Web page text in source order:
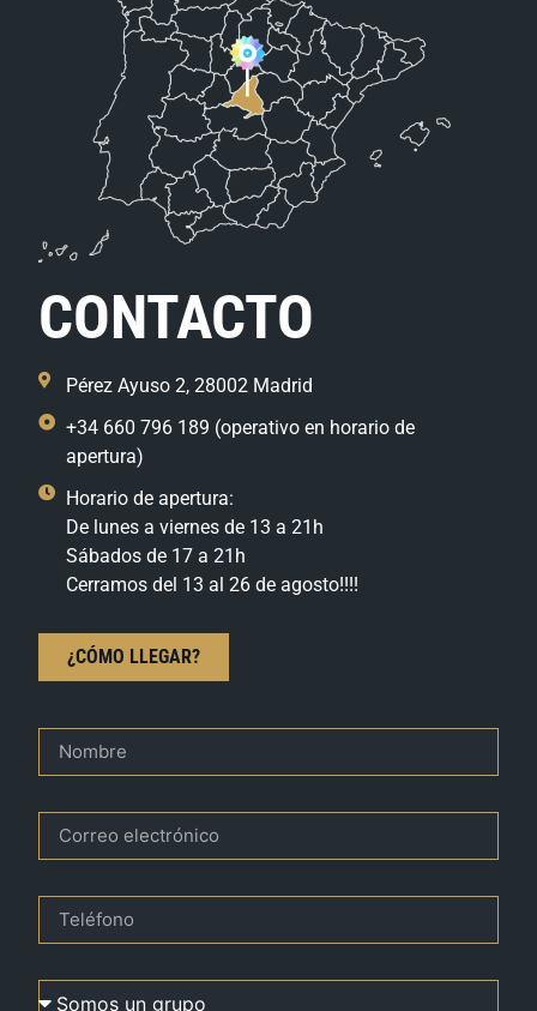
CONTACTO
Pérez Ayuso 2, 28002 Madrid
+34 660 796 189 (operativo en horario de
apertura)
Horario de apertura:
De lunes a viernes de 13 a 21h
Sábados de 17 a 21h
Cerramos del 13 al 26 de agosto!!!!
¿CÓMO LLEGAR?